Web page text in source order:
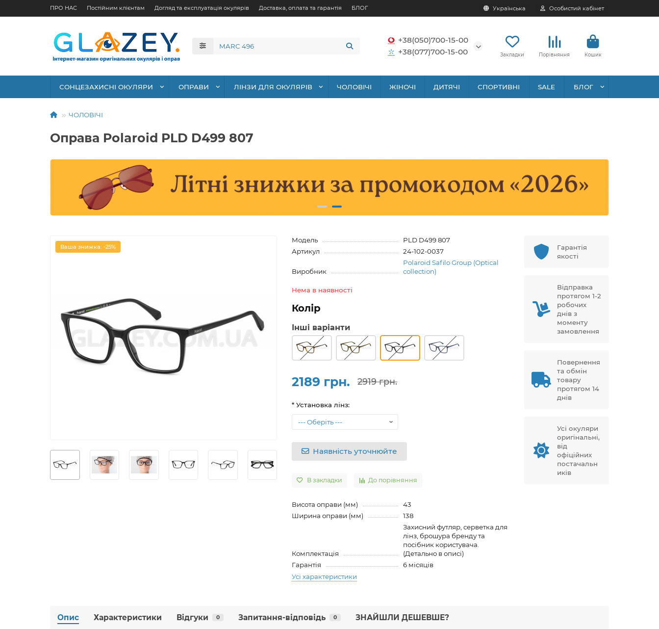
ПРО НАС Постійним клієнтам Догляд та експлуатація окулярів Доставка, оплата та гарантія БЛОГ Українська Особистий кабінет
+38(050)700-15-00
+38(077)700-15-00
Закладки Порівняння Кошик
СОНЦЕЗАХИСНІ ОКУЛЯРИ ОПРАВИ ЛІНЗИ ДЛЯ ОКУЛЯРІВ ЧОЛОВІЧІ ЖІНОЧІ ДИТЯЧІ СПОРТИВНІ SALE БЛОГ
ЧОЛОВІЧІ
Оправа Polaroid PLD D499 807
Ваша знижка: -25%
Модель
PLD D499 807
Артикул
24-102-0037
Виробник
Polaroid Safilo Group (Optical
collection)
Нема в наявності
Колір
Інші варіанти
2189 грн. 2919 грн.
* Установка лінз:
Наявність уточнюйте
В закладки До порівняння
Висота оправи (мм)
43
Ширина оправи (мм)
138
Комплектація
Захисний футляр, серветка для
лінз, брошура бренду та
посібник користувача.
(Детально в описі)
Гарантія
6 місяців
Усі характеристики
Гарантія
якості
Відправка
протягом 1-2
робочих
днів з
моменту
замовлення
Повернення
та обмін
товару
протягом 14
днів
Усі окуляри
оригінальні,
від
офіційних
постачальн
иків
Опис Характеристики Відгуки 0 Запитання-відповідь 0 ЗНАЙШЛИ ДЕШЕВШЕ?